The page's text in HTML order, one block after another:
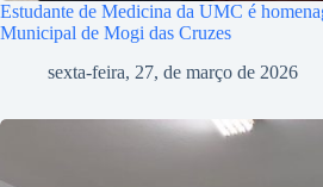
Estudante de Medicina da UMC é
Municipal de Mogi das Cruzes
sexta-feira, 27, de março de 2026